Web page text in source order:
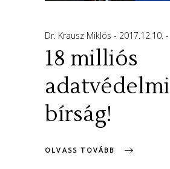
Dr. Krausz Miklós 2017.12.10.
18 milliós
adatvédelmi
bírság!
OLVASS TOVÁBB